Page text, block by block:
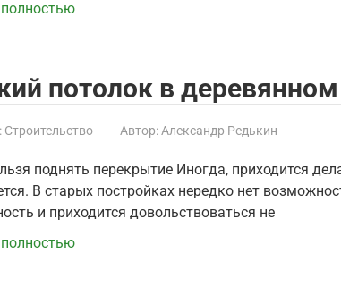
потолок в
Строительство Автор: Александр Редькин
поднять перекрытие Иногда, приходится
В старых постройках нередко нет
и приходится довольствоваться не